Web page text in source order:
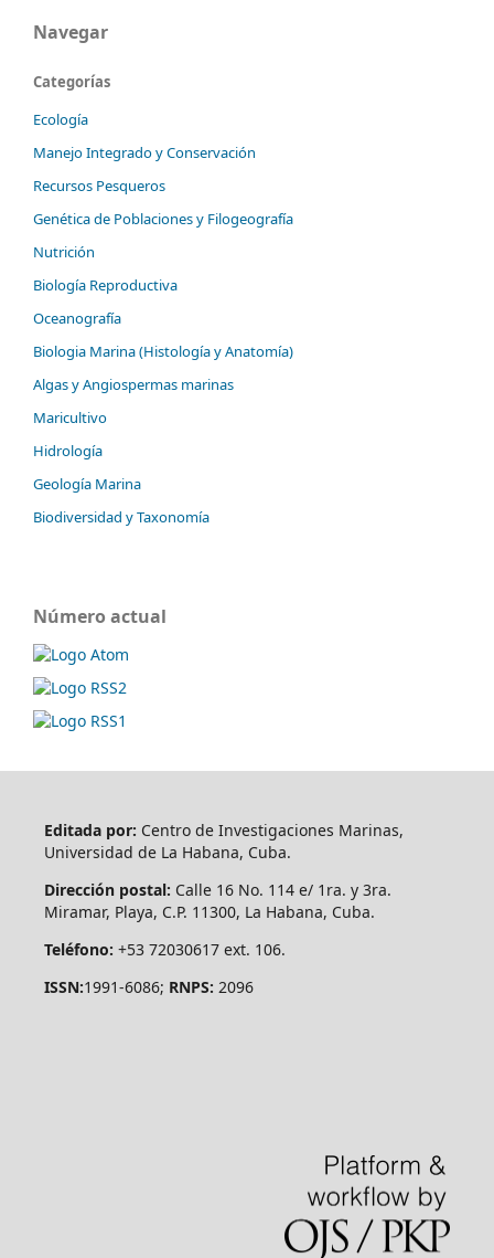
Navegar
Categorías
Ecología
Manejo Integrado y Conservación
Recursos Pesqueros
Genética de Poblaciones y Filogeografía
Nutrición
Biología Reproductiva
Oceanografía
Biologia Marina (Histología y Anatomía)
Algas y Angiospermas marinas
Maricultivo
Hidrología
Geología Marina
Biodiversidad y Taxonomía
Número actual
Editada por: Centro de Investigaciones Marinas,
Universidad de La Habana, Cuba.
Dirección postal: Calle 16 No. 114 e/ 1ra. y 3ra.
Miramar, Playa, C.P. 11300, La Habana, Cuba.
Teléfono: +53 72030617 ext. 106.
ISSN:1991-6086; RNPS: 2096